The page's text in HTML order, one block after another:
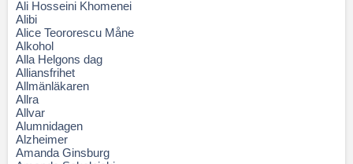
Ali Hosseini Khomenei
Alibi
Alice Teororescu Måne
Alkohol
Alla Helgons dag
Alliansfrihet
Allmänläkaren
Allra
Allvar
Alumnidagen
Alzheimer
Amanda Ginsburg